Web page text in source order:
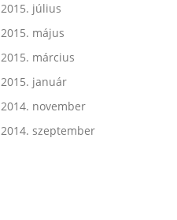
2015. július
2015. május
2015. március
2015. január
2014. november
2014. szeptember